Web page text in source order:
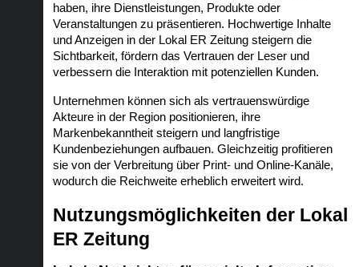
haben, ihre Dienstleistungen, Produkte oder
Veranstaltungen zu präsentieren. Hochwertige Inhalte
und Anzeigen in der Lokal ER Zeitung steigern die
Sichtbarkeit, fördern das Vertrauen der Leser und
verbessern die Interaktion mit potenziellen Kunden.
Unternehmen können sich als vertrauenswürdige
Akteure in der Region positionieren, ihre
Markenbekanntheit steigern und langfristige
Kundenbeziehungen aufbauen. Gleichzeitig profitieren
sie von der Verbreitung über Print- und Online-Kanäle,
wodurch die Reichweite erheblich erweitert wird.
Nutzungsmöglichkeiten der Lokal
ER Zeitung